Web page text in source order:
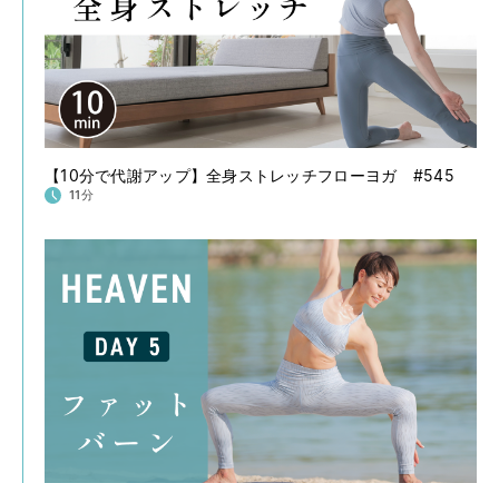
【10分で代謝アップ】全身ストレッチフローヨガ #545
11分